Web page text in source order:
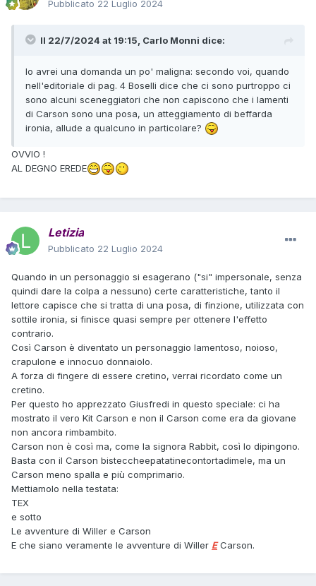
Pubblicato 22 Luglio 2024
Il 22/7/2024 at 19:15, Carlo Monni dice:
Io avrei una domanda un po' maligna: secondo voi, quando
nell'editoriale di pag. 4 Boselli dice che ci sono purtroppo ci
sono alcuni sceneggiatori che non capiscono che i lamenti
di Carson sono una posa, un atteggiamento di beffarda
ironia, allude a qualcuno in particolare?
OVVIO !
AL DEGNO EREDE
Letizia
Pubblicato 22 Luglio 2024
Quando in un personaggio si esagerano ("si" impersonale, senza
quindi dare la colpa a nessuno) certe caratteristiche, tanto il
lettore capisce che si tratta di una posa, di finzione, utilizzata con
sottile ironia, si finisce quasi sempre per ottenere l'effetto
contrario.
Così Carson è diventato un personaggio lamentoso, noioso,
crapulone e innocuo donnaiolo.
A forza di fingere di essere cretino, verrai ricordato come un
cretino.
Per questo ho apprezzato Giusfredi in questo speciale: ci ha
mostrato il vero Kit Carson e non il Carson come era da giovane
non ancora rimbambito.
Carson non è così ma, come la signora Rabbit, così lo dipingono.
Basta con il Carson bisteccheepatatinecontortadimele, ma un
Carson meno spalla e più comprimario.
Mettiamolo nella testata:
TEX
e sotto
Le avventure di Willer e Carson
E che siano veramente le avventure di Willer ECarson.